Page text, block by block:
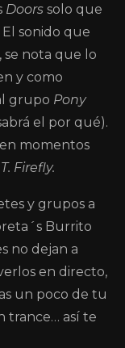
Doors solo que
El sonido que
nota que lo
y como
grupo Pony
el por qué).
momentos
Firefly.
y grupos a
Burrito
no dejan a
en directo,
un poco de tu
trance… así te